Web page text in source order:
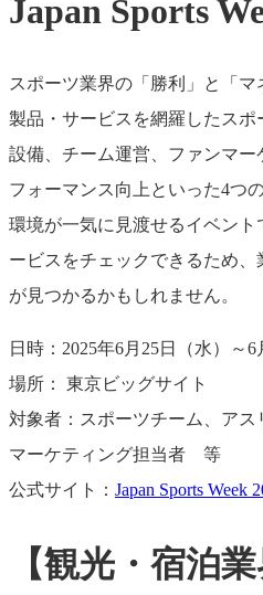
Japan Sports
スポーツ業界の「勝利」と「
製品・サービスを網羅したス
設備、チーム運営、ファンマ
フォーマンス向上といった4つ
環境が一気に見渡せるイベン
ービスをチェックできるため、
が見つかるかもしれません。
日時：2025年6月25日（水）～6
場所： 東京ビッグサイト
対象者：スポーツチーム、アス
マーケティング担当者 等
公式サイト： Japan Sports Week
【観光・宿泊